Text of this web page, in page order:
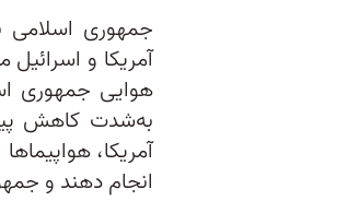
جمهوری اسلامی
آمریکا و
هوایی جمهوری
به‌شدت کاهش
آمریکا،
انجام دهند و